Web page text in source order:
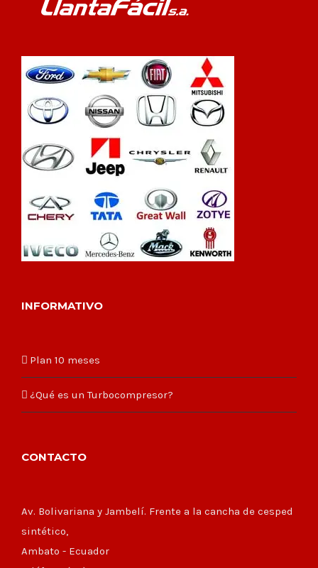
INFORMATIVO
Plan 10 meses
¿Qué es un Turbocompresor?
CONTACTO
Av. Bolivariana y Jambelí. Frente a la cancha de cesped
sintético,
Ambato - Ecuador